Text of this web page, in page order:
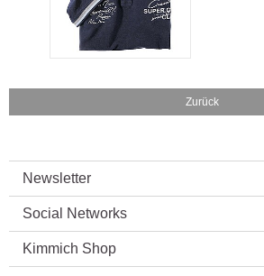
Zurück
Newsletter
Social Networks
Kimmich Shop